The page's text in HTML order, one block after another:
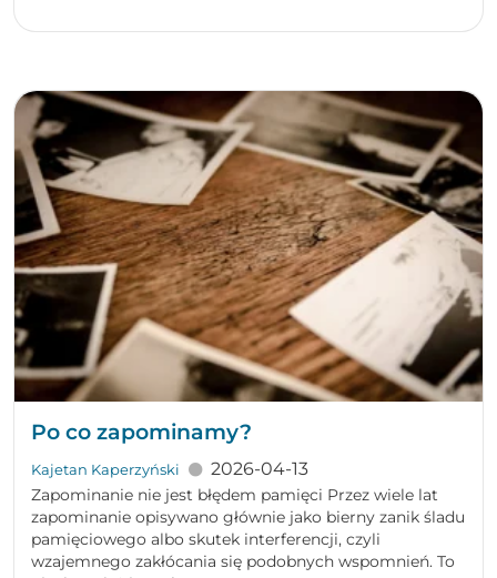
Po co zapominamy?
Kajetan Kaperzyński 2026-04-13
Zapominanie nie jest błędem pamięci Przez wiele lat
zapominanie opisywano głównie jako bierny zanik śladu
pamięciowego albo skutek interferencji, czyli
wzajemnego zakłócania się podobnych wspomnień. To